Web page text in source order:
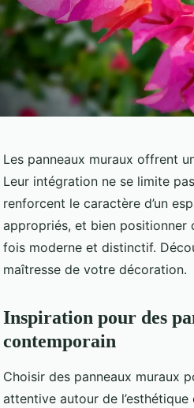
Les panneaux muraux offrent
Leur intégration ne se limite
renforcent le caractère d’un
appropriés, et bien positionner
fois moderne et distinctif.
maîtresse de votre décoration.
Inspiration pour des
contemporain
Choisir des panneaux muraux
attentive autour de l’esthétique